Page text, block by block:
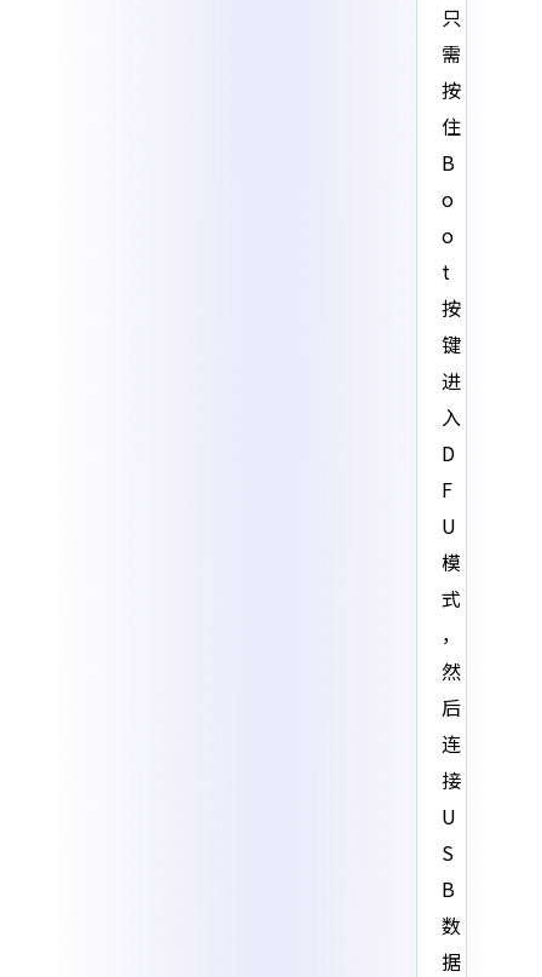
只
需
按
住
B
o
o
t
按
键
进
入
D
F
U
模
式
，
然
后
连
接
U
S
B
数
据